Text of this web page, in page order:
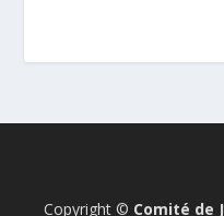
Copyright © Comité de